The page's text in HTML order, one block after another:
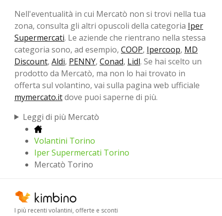
Nell'eventualità in cui Mercatò non si trovi nella tua
zona, consulta gli altri opuscoli della categoria Iper
Supermercati. Le aziende che rientrano nella stessa
categoria sono, ad esempio, COOP, Ipercoop, MD
Discount, Aldi, PENNY, Conad, Lidl. Se hai scelto un
prodotto da Mercatò, ma non lo hai trovato in
offerta sul volantino, vai sulla pagina web ufficiale
mymercato.itdove puoi saperne di più.
Leggi di più Mercatò
Volantini Torino
Iper Supermercati Torino
Mercatò Torino
I più recenti volantini, offerte e sconti